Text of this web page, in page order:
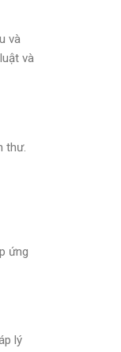
và
và
thư.
ứng
lý